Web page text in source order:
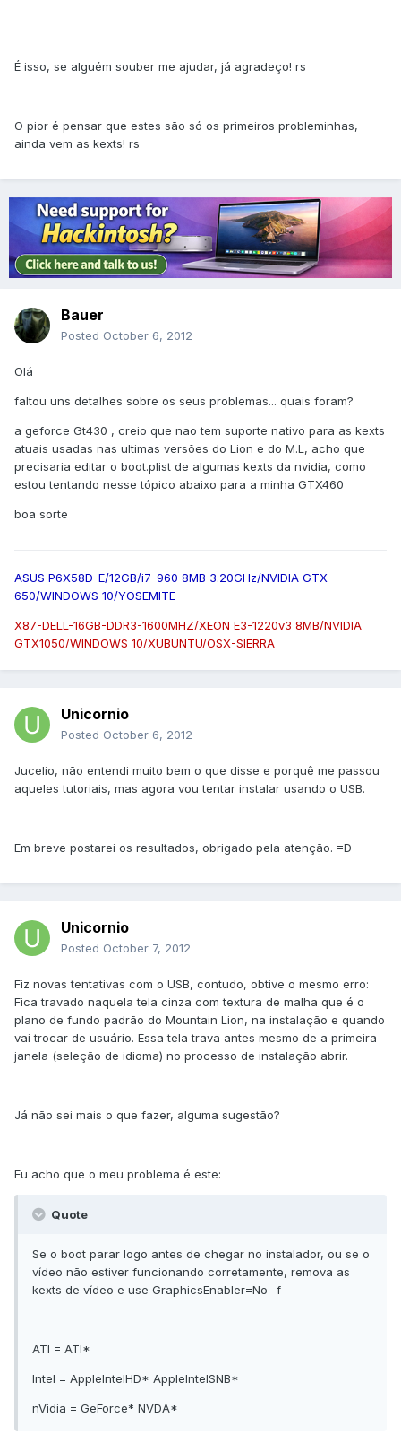
É isso, se alguém souber me ajudar, já agradeço! rs
O pior é pensar que estes são só os primeiros probleminhas,
ainda vem as kexts! rs
Bauer
Posted October 6, 2012
Olá
faltou uns detalhes sobre os seus problemas... quais foram?
a geforce Gt430 , creio que nao tem suporte nativo para as kexts
atuais usadas nas ultimas versões do Lion e do M.L, acho que
precisaria editar o boot.plist de algumas kexts da nvidia, como
estou tentando nesse tópico abaixo para a minha GTX460
boa sorte
ASUS P6X58D-E/12GB/i7-960 8MB 3.20GHz/NVIDIA GTX
650/WINDOWS 10/YOSEMITE
X87-DELL-16GB-DDR3-1600MHZ/XEON E3-1220v3 8MB/NVIDIA
GTX1050/WINDOWS 10/XUBUNTU/OSX-SIERRA
Unicornio
Posted October 6, 2012
Jucelio, não entendi muito bem o que disse e porquê me passou
aqueles tutoriais, mas agora vou tentar instalar usando o USB.
Em breve postarei os resultados, obrigado pela atenção. =D
Unicornio
Posted October 7, 2012
Fiz novas tentativas com o USB, contudo, obtive o mesmo erro:
Fica travado naquela tela cinza com textura de malha que é o
plano de fundo padrão do Mountain Lion, na instalação e quando
vai trocar de usuário. Essa tela trava antes mesmo de a primeira
janela (seleção de idioma) no processo de instalação abrir.
Já não sei mais o que fazer, alguma sugestão?
Eu acho que o meu problema é este:
Quote
Se o boot parar logo antes de chegar no instalador, ou se o
vídeo não estiver funcionando corretamente, remova as
kexts de vídeo e use GraphicsEnabler=No -f
ATI = ATI*
Intel = AppleIntelHD* AppleIntelSNB*
nVidia = GeForce* NVDA*